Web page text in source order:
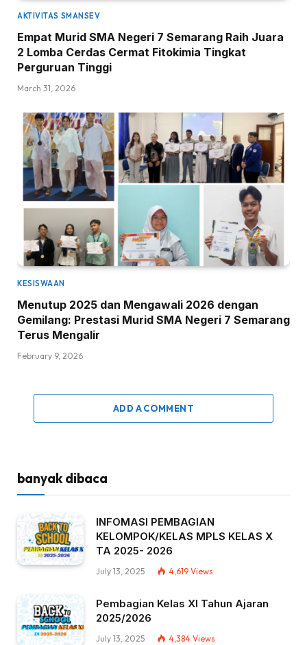
AKTIVITAS SMANSEV
Empat Murid SMA Negeri 7 Semarang Raih Juara
2 Lomba Cerdas Cermat Fitokimia Tingkat
Perguruan Tinggi
March 31, 2026
KESISWAAN
Menutup 2025 dan Mengawali 2026 dengan
Gemilang: Prestasi Murid SMA Negeri 7 Semarang
Terus Mengalir
February 9, 2026
ADD A COMMENT
banyak dibaca
INFOMASI PEMBAGIAN
KELOMPOK/KELAS MPLS KELAS X
TA 2025- 2026
July 13, 2025 4,619 Views
Pembagian Kelas XI Tahun Ajaran
2025/2026
July 13, 2025 4,384 Views